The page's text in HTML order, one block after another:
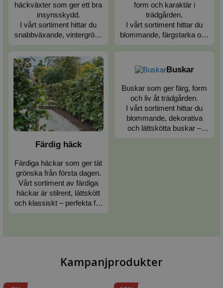
häckväxter som ger ett bra
insynsskydd.
I vårt sortiment hittar du
snabbväxande, vintergröna
perfekta för svenska
trädgårdar.
form och karaktär i
trädgården.
I vårt sortiment hittar du
blommande, färgstarka och
Färdig häck
Färdiga häckar som ger tät
grönska från första dagen.
Vårt sortiment av färdiga
häckar är stilrent, lättskött
och klassiskt – perfekta för
Buskar
Buskar som ger färg, form
och liv åt trädgården.
I vårt sortiment hittar du
blommande, dekorativa
och lättskötta buskar –
Kampanjprodukter